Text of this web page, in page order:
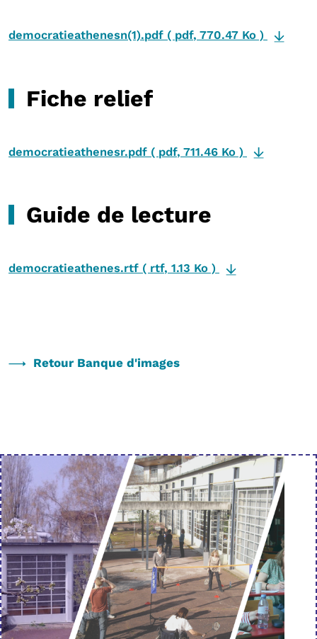
democratieathenesn(1).pdf ( pdf, 770.47 Ko )
Fiche relief
democratieathenesr.pdf ( pdf, 711.46 Ko )
Guide de lecture
democratieathenes.rtf ( rtf, 1.13 Ko )
Retour Banque d'images